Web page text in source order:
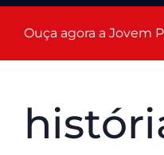
Ouça agora a Jovem